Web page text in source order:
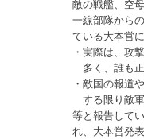
敵の戦艦、空
一線部隊から
ている大本営に
・実際は、攻
多く、誰も
・敵国の報道
する限り敵
等と報告して
れ、大本営発